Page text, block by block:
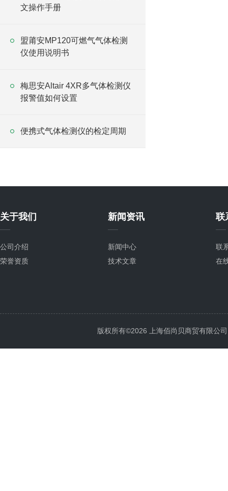
文操作手册
盟莆安MP120可燃气气体检测
仪使用说明书
梅思安Altair 4XR多气体检测仪
报警值如何设置
便携式气体检测仪的检定周期
关于我们
公司介绍
荣誉资质
新闻资讯
新闻中心
技术文章
联
联
在
版权所有©2026 上海佰尚贝商贸有限公